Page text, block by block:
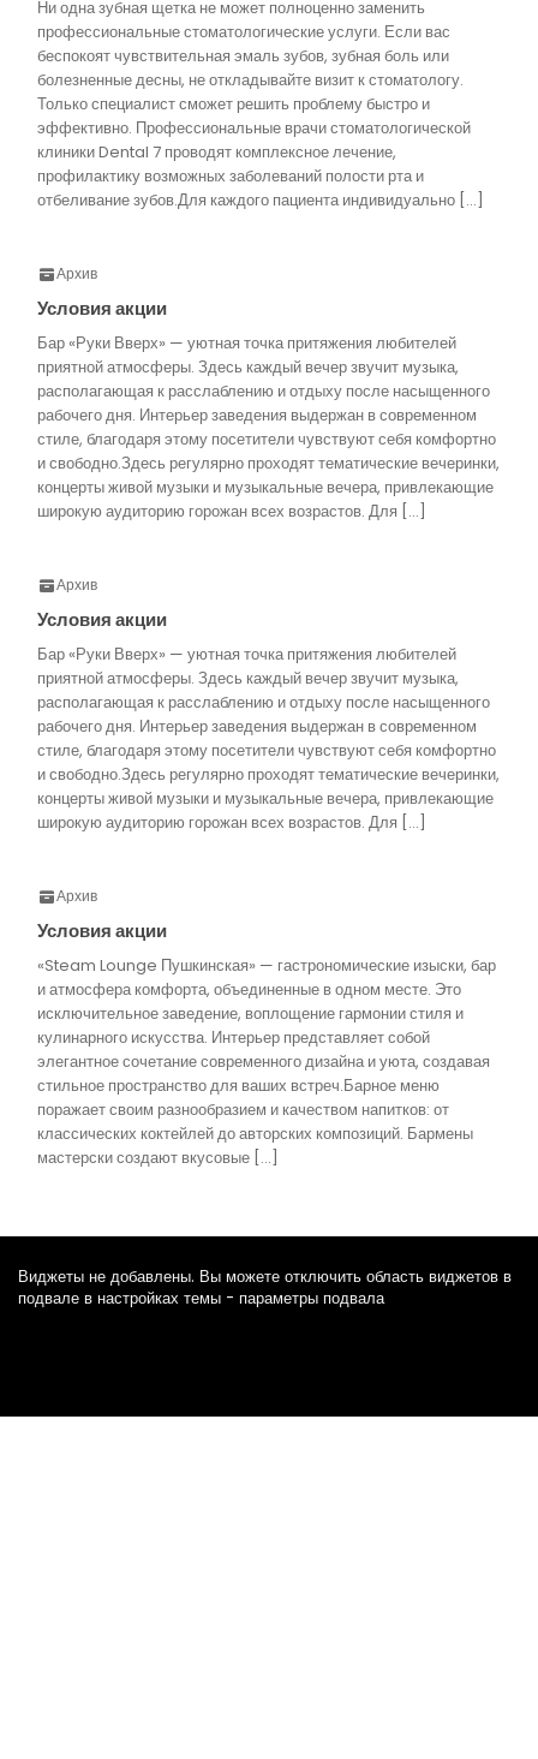
Ни одна зубная щетка не может полноценно заменить
профессиональные стоматологические услуги. Если вас
беспокоят чувствительная эмаль зубов, зубная боль или
болезненные десны, не откладывайте визит к стоматологу.
Только специалист сможет решить проблему быстро и
эффективно. Профессиональные врачи стоматологической
клиники Dental 7 проводят комплексное лечение,
профилактику возможных заболеваний полости рта и
отбеливание зубов.Для каждого пациента индивидуально […]
Архив
Условия акции
Бар «Руки Вверх» — уютная точка притяжения любителей
приятной атмосферы. Здесь каждый вечер звучит музыка,
располагающая к расслаблению и отдыху после насыщенного
рабочего дня. Интерьер заведения выдержан в современном
стиле, благодаря этому посетители чувствуют себя комфортно
и свободно.Здесь регулярно проходят тематические вечеринки,
концерты живой музыки и музыкальные вечера, привлекающие
широкую аудиторию горожан всех возрастов. Для […]
Архив
Условия акции
Бар «Руки Вверх» — уютная точка притяжения любителей
приятной атмосферы. Здесь каждый вечер звучит музыка,
располагающая к расслаблению и отдыху после насыщенного
рабочего дня. Интерьер заведения выдержан в современном
стиле, благодаря этому посетители чувствуют себя комфортно
и свободно.Здесь регулярно проходят тематические вечеринки,
концерты живой музыки и музыкальные вечера, привлекающие
широкую аудиторию горожан всех возрастов. Для […]
Архив
Условия акции
«Steam Lounge Пушкинская» — гастрономические изыски, бар
и атмосфера комфорта, объединенные в одном месте. Это
исключительное заведение, воплощение гармонии стиля и
кулинарного искусства. Интерьер представляет собой
элегантное сочетание современного дизайна и уюта, создавая
стильное пространство для ваших встреч.Барное меню
поражает своим разнообразием и качеством напитков: от
классических коктейлей до авторских композиций. Бармены
мастерски создают вкусовые […]
Виджеты не добавлены. Вы можете отключить область виджетов в
подвале в настройках темы - параметры подвала